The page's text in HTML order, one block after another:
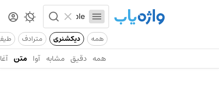
همه دیکشنری مترادف
همه دقیق مشابه آوا متن